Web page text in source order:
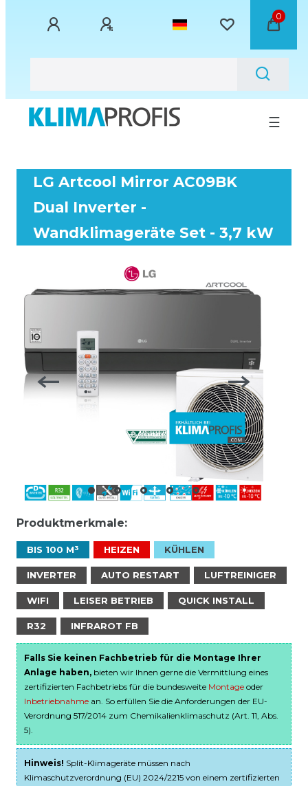
0
☰
LG Artcool Mirror AC09BK
Dual Inverter -
Wandklimageräte Set - 3,7 kW
Produktmerkmale:
BIS 100 M³ HEIZEN KÜHLEN
INVERTER AUTO RESTART LUFTREINIGER
WIFI LEISER BETRIEB QUICK INSTALL
R32 INFRAROT FB
Falls Sie keinen Fachbetrieb für die Montage Ihrer
Anlage haben, bieten wir Ihnen gerne die Vermittlung eines
zertifizierten Fachbetriebs für die bundesweite Montage oder
Inbetriebnahme an. So erfüllen Sie die Anforderungen der EU-
Verordnung 517/2014 zum Chemikalienklimaschutz (Art. 11, Abs.
5).
Hinweis! Split-Klimageräte müssen nach
Klimaschutzverordnung (EU) 2024/2215 von einem zertifizierten